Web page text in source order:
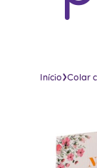
Início›Colar